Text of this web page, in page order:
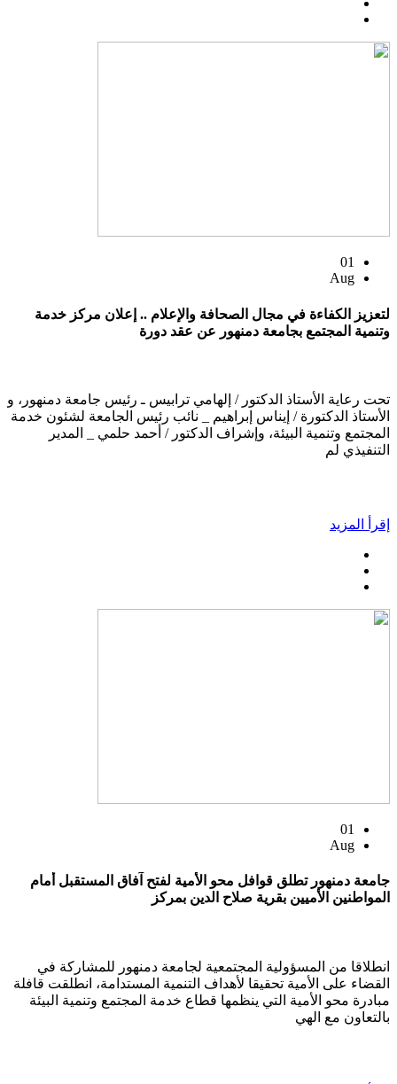
01
Aug
لتعزيز الكفاءة في مجال الصحافة والإعلام .. إعلان مركز خدمة
وتنمية المجتمع بجامعة دمنهور عن عقد دورة
تحت رعاية الأستاذ الدكتور / إلهامي ترابيس ـ رئيس جامعة دمنهور، و
الأستاذ الدكتورة / إيناس إبراهيم _ نائب رئيس الجامعة لشئون خدمة
المجتمع وتنمية البيئة، وإشراف الدكتور / أحمد حلمي _ المدير
التنفيذي لم
إقرأ المزيد
01
Aug
جامعة دمنهور تطلق قوافل محو الأمية لفتح آفاق المستقبل أمام
المواطنين الأميين بقرية صلاح الدين بمركز
انطلاقا من المسؤولية المجتمعية لجامعة دمنهور للمشاركة في
القضاء على الأمية تحقيقا لأهداف التنمية المستدامة، انطلقت قافلة
مبادرة محو الأمية التي ينظمها قطاع خدمة المجتمع وتنمية البيئة
بالتعاون مع الهي